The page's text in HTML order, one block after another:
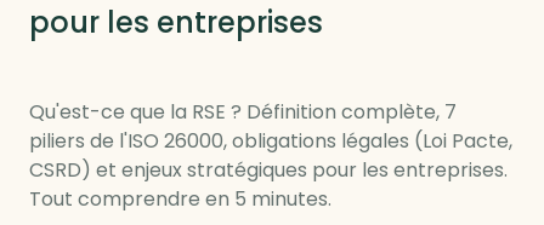
pour les entreprises
Qu'est-ce que la RSE ? Définition complète, 7
piliers de l'ISO 26000, obligations légales (Loi Pacte,
CSRD) et enjeux stratégiques pour les entreprises.
Tout comprendre en 5 minutes.